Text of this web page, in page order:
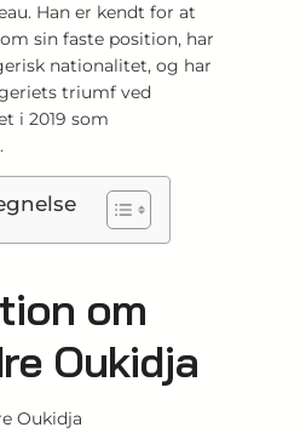
Han er kendt for at
sin faste position, har
nationalitet, og har
triumf ved
i 2019 som
om
Oukidja
Oukidja